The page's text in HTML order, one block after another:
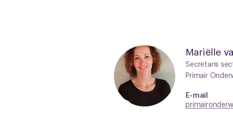
Mariëlle
Secretaris
Primair
E-mail